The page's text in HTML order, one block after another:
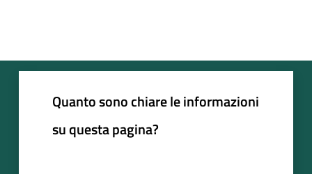
Quanto sono chiare le informazioni
su questa pagina?